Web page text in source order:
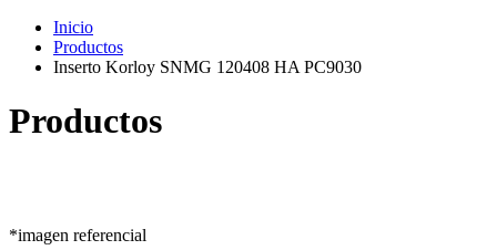
Inicio
Productos
Inserto Korloy SNMG 120408 HA PC9030
Productos
*imagen referencial